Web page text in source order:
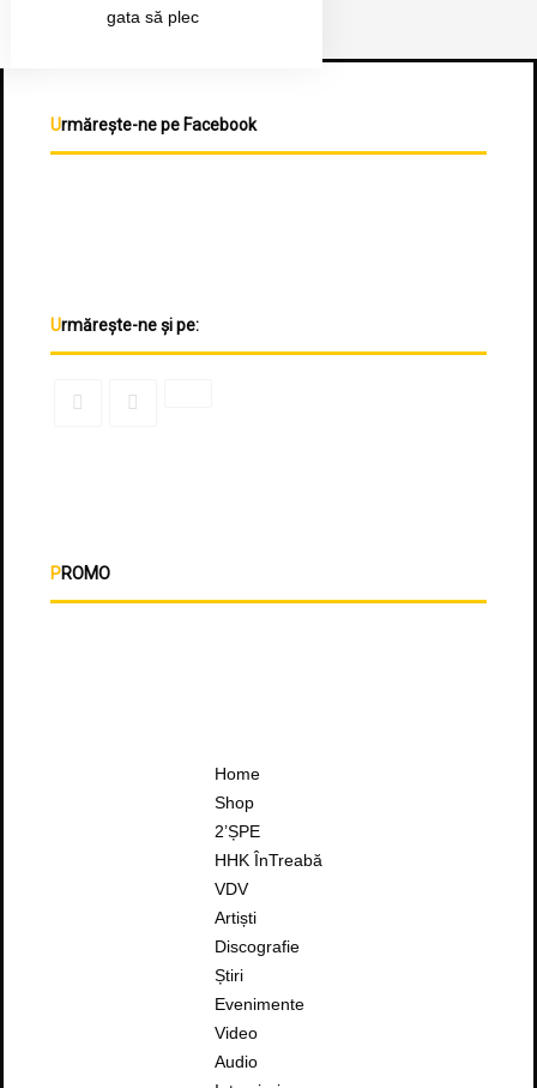
gata să plec
Urmărește-ne pe Facebook
Urmărește-ne și pe:
PROMO
Home
Shop
2’ȘPE
HHK ÎnTreabă
VDV
Artiști
Discografie
Știri
Evenimente
Video
Audio